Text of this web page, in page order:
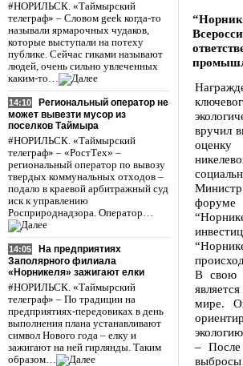
#НОРИЛЬСК. «Таймырский
телеграф» – Словом geek когда-то
называли ярмарочных чудаков,
которые выступали на потеху
публике. Сейчас гиками называют
людей, очень сильно увлеченных
каким-то…
14:10
Региональный оператор не
может вывезти мусор из
поселков Таймыра
#НОРИЛЬСК. «Таймырский
телеграф» – «РостТех» –
региональный оператор по вывозу
твердых коммунальных отходов –
подало в краевой арбитражный суд
иск к управлению
Росприроднадзора. Оператор…
14:05
На предприятиях
Заполярного филиала
«Норникеля» зажигают елки
#НОРИЛЬСК. «Таймырский
телеграф» – По традиции на
предприятиях-передовиках в день
выполнения плана устанавливают
символ Нового года – елку и
зажигают на ней гирлянды. Таким
образом…
вручил
оценку
Министр
форуме
В свою
мире.
– После